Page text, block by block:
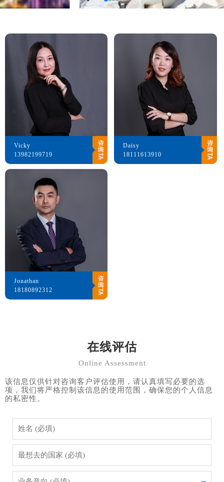
Vicky
13982199719
Daisy
18111613910
Jonathan
18180892312
在线评估
Online Assessment
该信息仅供针对咨询客户评估使用，请认真填写必要的选
项，我们将严格控制该信息的使用范围，确保您的个人信息
的私密性。